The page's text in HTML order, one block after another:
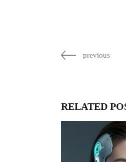
previous
RELATED